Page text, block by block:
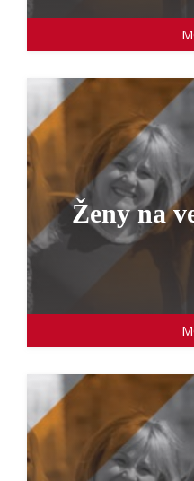
Ženy na